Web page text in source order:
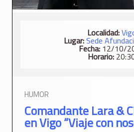
Localidad:
Lugar:Sede
Fecha:12/10/
Horario:
HUMOR
Comandante Lara &
en Vigo “Viaje con